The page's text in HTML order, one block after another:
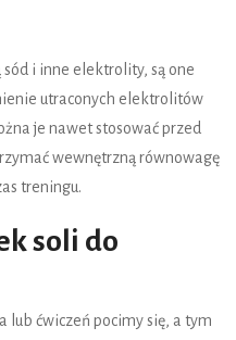
i inne elektrolity, są one
utraconych elektrolitów
je nawet stosować przed
wewnętrzną równowagę
treningu.
soli do
lub ćwiczeń pocimy się, a tym